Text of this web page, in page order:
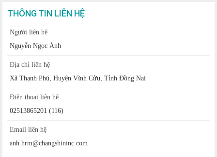
THÔNG TIN LIÊN HỆ
Người liên hệ
Nguyễn Ngọc Ánh
Địa chỉ liên hệ
Xã Thạnh Phú, Huyện Vĩnh Cửu, Tỉnh Đồng Nai
Điện thoại liên hệ
02513865201 (116)
Email liên hệ
anh.hrm@changshininc.com